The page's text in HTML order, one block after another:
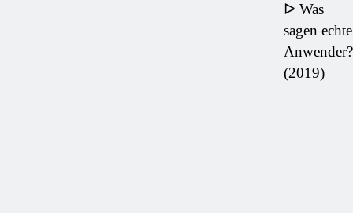
ᐅ Was
sagen echte
Anwender?
(2019)